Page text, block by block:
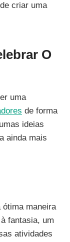
criar uma
O
uma
de forma
ideias
ainda mais
ótima maneira
fantasia, um
atividades